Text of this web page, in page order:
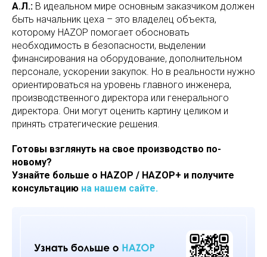
А.Л.: В идеальном мире основным заказчиком должен
быть начальник цеха – это владелец объекта,
которому HAZOP помогает обосновать
необходимость в безопасности, выделении
финансирования на оборудование, дополнительном
персонале, ускорении закупок. Но в реальности нужно
ориентироваться на уровень главного инженера,
производственного директора или генерального
директора. Они могут оценить картину целиком и
принять стратегические решения.
Готовы взглянуть на свое производство по-
новому?
Узнайте больше о HAZOP / HAZOP+ и получите
консультацию на нашем сайте.